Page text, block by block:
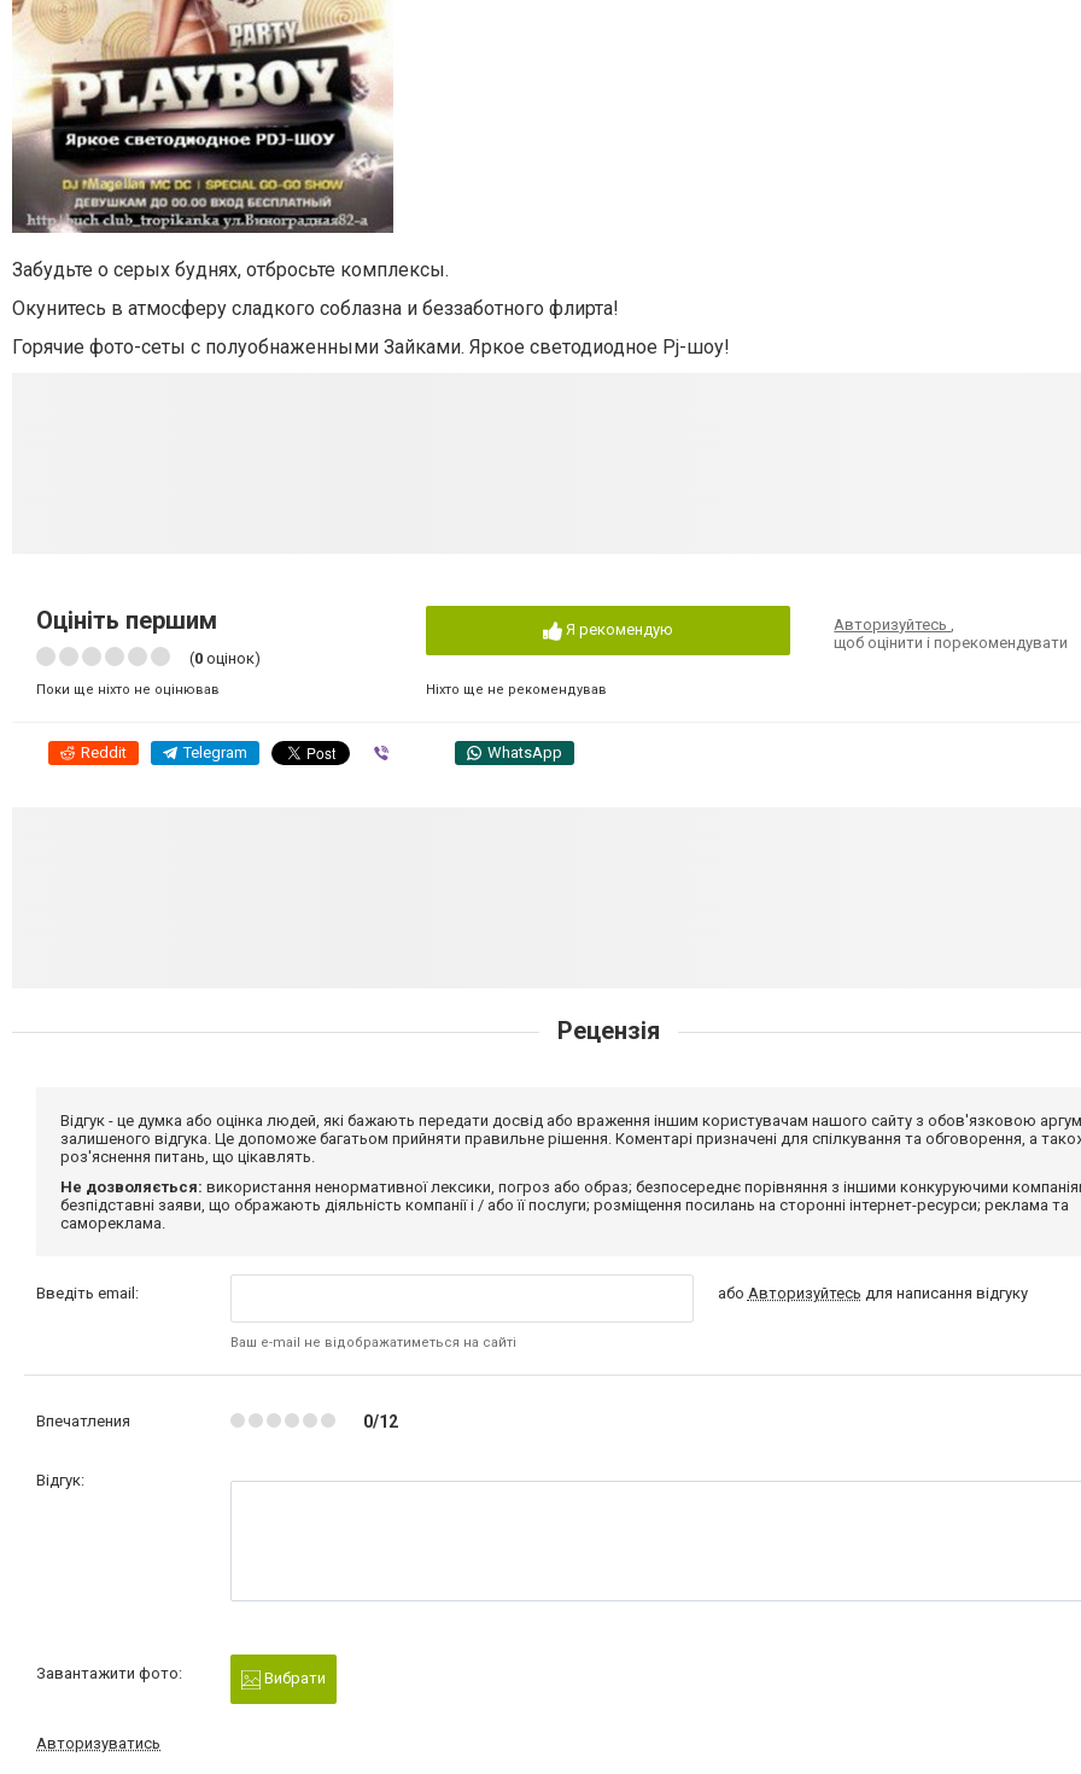
Забудьте о серых буднях, отбросьте комплексы.
Окунитесь в атмосферу сладкого соблазна и беззаботного флирта!
Горячие фото-сеты с полуобнаженными Зайками. Яркое светодиодное Pj-шоу!
Оцініть першим
(0 оцінок)
Поки ще ніхто не оцінював
Я рекомендую
Ніхто ще не рекомендував
Авторизуйтесь
щоб оцінити і порекомендувати
Reddit Telegram WhatsApp
Рецензія
Відгук - це думка або оцінка людей, які бажають передати досвід або враження іншим користувачам нашого сайту з обов'язковою
залишеного відгука. Це допоможе багатьом прийняти правильне рішення. Коментарі призначені для спілкування та обговорення, а
роз'яснення питань, що цікавлять.
Не дозволяється: використання ненормативної лексики, погроз або образ; безпосереднє порівняння з іншими конкуруючими
безпідставні заяви, що ображають діяльність компанії і / або її послуги; розміщення посилань на сторонні інтернет-ресурси; реклама та
самореклама.
Введіть email:
Ваш e-mail не відображатиметься на сайті
або Авторизуйтесь для написання відгуку
Впечатления 0/12
Відгук:
Завантажити фото: Вибрати
Авторизуватись